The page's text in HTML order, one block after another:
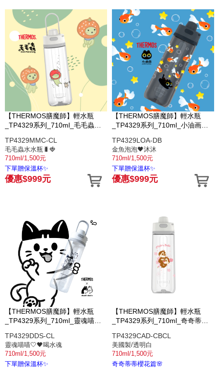
【THERMOS膳魔師】輕水瓶
_TP4329系列_710ml_毛毛蟲水
TP4329MMC-CL
毛毛蟲水水瓶🐛🍓
710ml/1,500元
下單贈保溫杯✨
優惠$999元
【THERMOS膳魔師】輕水瓶
_TP4329系列_710ml_小油画金
TP4329LOA-DB
金魚泡泡🖤沐沐
710ml/1,500元
下單贈保溫杯✨
優惠$999元
【THERMOS膳魔師】輕水瓶
_TP4329系列_710ml_靈魂喵喵
TP4329DDS-CL
靈魂喵喵🤍🖤喝水魂
710ml/1,500元
下單贈保溫杯✨
【THERMOS膳魔師】輕水瓶
_TP4329系列_710ml_奇奇蒂蒂
TP4329CAD-CBCL
美國製/透明白
710ml/1,500元
奇奇蒂蒂櫻花篇🌸